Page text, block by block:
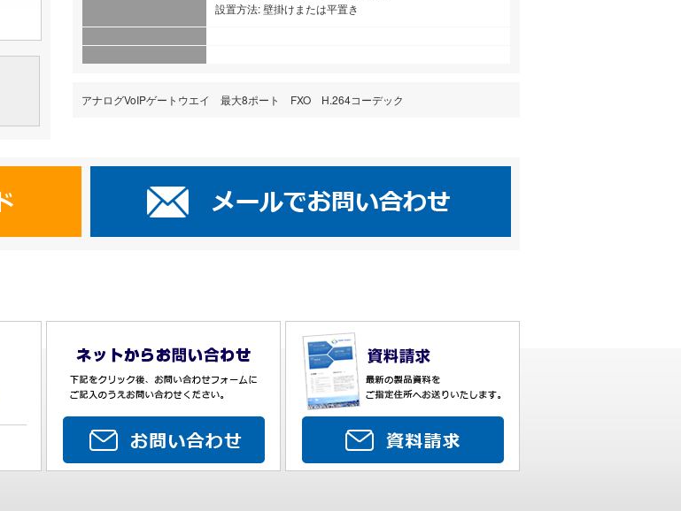
設置方法: 壁掛けまたは平置き
アナログVoIPゲートウエイ 最大8ポート FXO H.264コーデック